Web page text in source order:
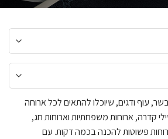
עוף ודגים, שיוכלו להתאים לכל ארוחה
קדרה, ארוחות משפחתיות וארוחות חג,
פשוטות להכנה בכמה דקות. עם